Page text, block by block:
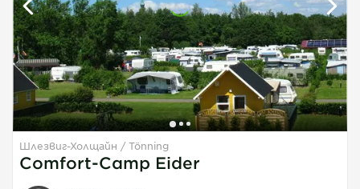
Шлезвиг-Холщайн Tönning
Comfort-Camp Eider